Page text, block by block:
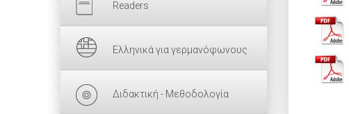
Readers
Ελληνικά για γερμανόφωνους
Διδακτική - Μεθοδολογία